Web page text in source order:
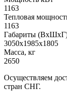
1163
Тепловая
1163
Габариты
3050х1985х1805
Масса, кг
2650
Осуществляем
стран СНГ.